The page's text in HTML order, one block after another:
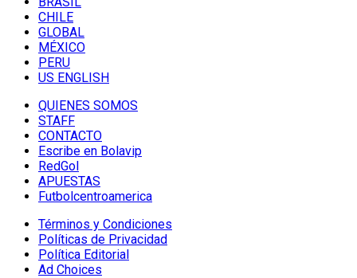
CHILE
GLOBAL
MÉXICO
PERU
US ENGLISH
QUIENES SOMOS
STAFF
CONTACTO
Escribe en Bolavip
RedGol
APUESTAS
Futbolcentroamerica
Términos y Condiciones
Políticas de Privacidad
Política Editorial
Ad Choices